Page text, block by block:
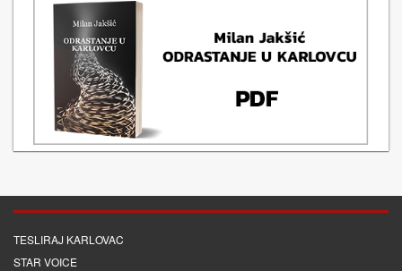
TESLIRAJ KARLOVAC
STAR VOICE